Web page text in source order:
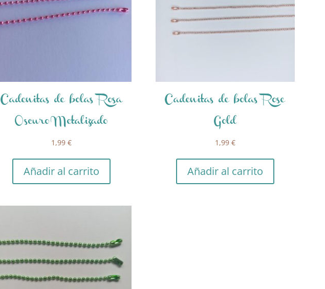
Cadenitas de bolas Rosa
Oscuro Metalizado
1,99€
Añadir al carrito
Cadenitas de bolas Rose
Gold
1,99 €
Añadir al carrito